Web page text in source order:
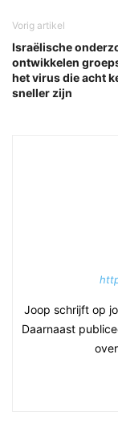
Vorig artikel
Israëlische
ontwikkelen
het virus die acht
sneller zijn
Joop schrijft op
Daarnaast